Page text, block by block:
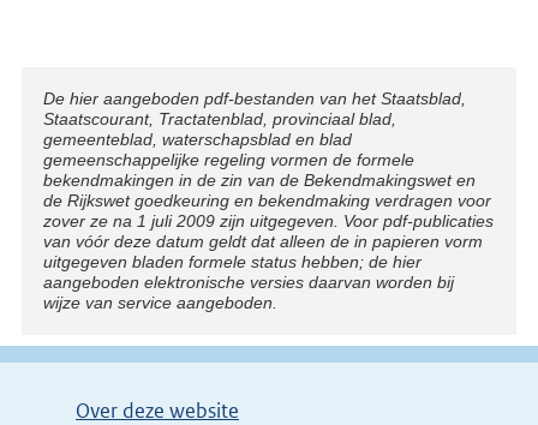
Disclaimer
De hier aangeboden pdf-bestanden van het Staatsblad,
Staatscourant, Tractatenblad, provinciaal blad,
gemeenteblad, waterschapsblad en blad
gemeenschappelijke regeling vormen de formele
bekendmakingen in de zin van de Bekendmakingswet en
de Rijkswet goedkeuring en bekendmaking verdragen voor
zover ze na 1 juli 2009 zijn uitgegeven. Voor pdf-publicaties
van vóór deze datum geldt dat alleen de in papieren vorm
uitgegeven bladen formele status hebben; de hier
aangeboden elektronische versies daarvan worden bij
wijze van service aangeboden.
Over deze website